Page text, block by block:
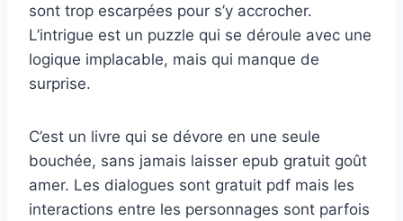
sont trop escarpées pour s’y accrocher.
L’intrigue est un puzzle qui se déroule avec une
logique implacable, mais qui manque de
surprise.
C’est un livre qui se dévore en une seule
bouchée, sans jamais laisser epub gratuit goût
amer. Les dialogues sont gratuit pdf mais les
interactions entre les personnages sont parfois